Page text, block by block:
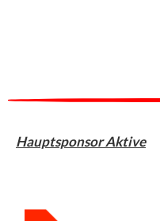
Hauptsponsor Aktive